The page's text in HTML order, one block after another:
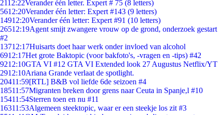
2112:22Verander één letter. Expert # 75 (8 letters)
5612:20Verander één letter: Expert #143 (9 letters)
14912:20Verander één letter: Expert #91 (10 letters)
26512:19Agent smijt zwangere vrouw op de grond, onderzoek gestart
#2
13712:17Huisarts doet haar werk onder invloed van alcohol
6912:17Het grote Baktopic (voor bakfoto's, -vragen en -tips) #42
9212:10GTA VI #12 GTA VI Extended look 27 Augustus Netflix/YT
2912:10Ariana Grande verlaat de spotlight.
20411:59[RTL] B&B vol liefde 6de seizoen #4
18511:57Migranten breken door grens naar Ceuta in Spanje,l #10
15411:54Sterren toen en nu #11
16311:53Algemeen steektopic, waar er een steekje los zit #3